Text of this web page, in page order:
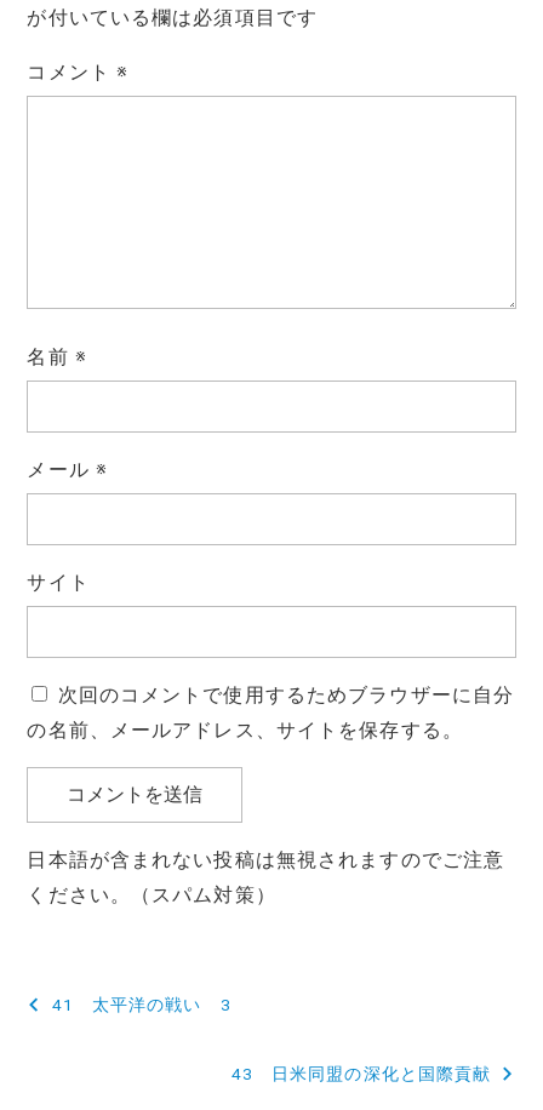
が付いている欄は必須項目です
コメント※
名前 ※
メール ※
サイト
次回のコメントで使用するためブラウザーに自分
の名前、メールアドレス、サイトを保存する。
日本語が含まれない投稿は無視されますのでご注意
ください。（スパム対策）
投
41 太平洋の戦い 3
43 日米同盟の深化と国際貢献